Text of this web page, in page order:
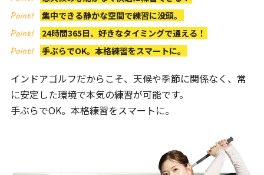
集中できる静かな空間で練習に没頭。
24時間365日、好きなタイミングで通える！
手ぶらでOK。本格練習をスマートに。
インドアゴルフだからこそ、天候や季節に関係なく、 常
に安定した環境で本気の練習が可能です。
手ぶらでOK。本格練習をスマートに。